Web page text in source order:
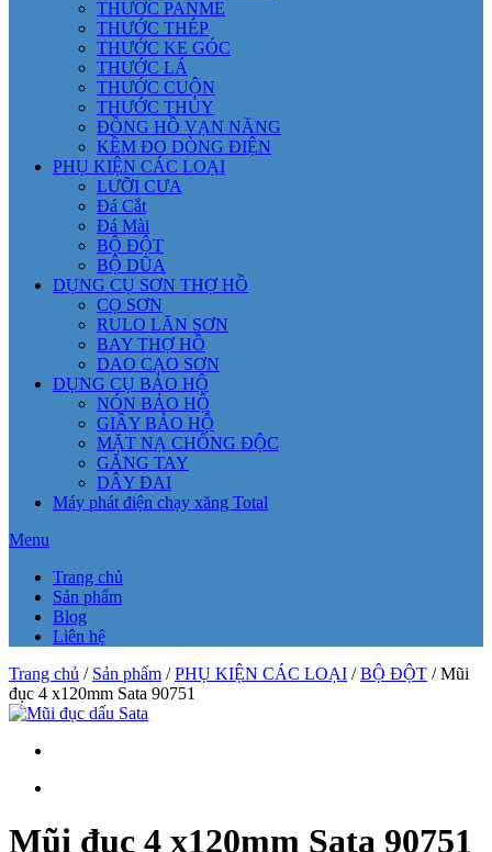
THƯỚC PANME
THƯỚC THÉP
THƯỚC KE GÓC
THƯỚC LÁ
THƯỚC CUỘN
THƯỚC THỦY
ĐỒNG HỒ VẠN NĂNG
KỀM ĐO DÒNG ĐIỆN
PHỤ KIỆN CÁC LOẠI
LƯỠI CƯA
Đá Cắt
Đá Mài
BỘ ĐỘT
BỘ DŨA
DỤNG CỤ SƠN THỢ HỒ
CỌ SƠN
RULO LĂN SƠN
BAY THỢ HỒ
DAO CẠO SƠN
DỤNG CỤ BẢO HỘ
NÓN BẢO HỘ
GIẦY BẢO HỘ
MẶT NẠ CHỐNG ĐỘC
GĂNG TAY
DÂY ĐAI
Máy phát điện chạy xăng Total
Menu
Trang chủ
Sản phẩm
Blog
Liên hệ
Trang chủ / Sản phẩm /PHỤ KIỆN CÁC LOẠI /BỘ ĐỘT / Mũi
đục 4 x120mm Sata 90751
Mũi đục 4 x120mm Sata 90751